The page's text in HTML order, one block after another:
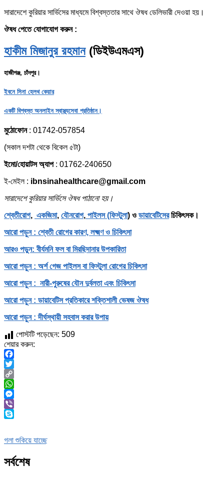
সারাদেশে কুরিয়ার সার্ভিসের মাধ্যমে বিশ্বস্ততার সাথে ঔষধ ডেলিভারী দেওয়া হয়।
ঔষধ পেতে যোগাযোগ করুন :
হাকীম মিজানুর রহমান(ডিইউএমএস)
হাজীগঞ্জ, চাঁদপুর।
ইবনে সিনা হেলথ কেয়ার
একটি বিশ্বস্ত অনলাইন স্বাস্থ্যসেবা প্রতিষ্ঠান।
মুঠোফোন: 01742-057854
(সকাল দশটা থেকে বিকেল ৫টা)
ইমো/হোয়াটস অ্যাপ: 01762-240650
ই-মেইল : ibnsinahealthcare@gmail.com
সারাদেশে কুরিয়ার সার্ভিসে ঔষধ পাঠানো হয়।
শ্বেতীরোগ, একজিমা, যৌনরোগ, পাইলস (ফিস্টুলা) ও ডায়াবেটিসেরচিকিৎসক।
আরো পড়ুন : শ্বেতী রোগের কারণ, লক্ষ্মণ ও চিকিৎসা
আরও পড়ুন: বীর্যমনি ফল বা মিরছিদানার উপকারিতা
আরো পড়ুন : অর্শ গেজ পাইলস বা ফিস্টুলা রোগের চিকিৎসা
আরো পড়ুন : নারী-পুরুষের যৌন দুর্বলতা এবং চিকিৎসা
আরো পড়ুন : ডায়াবেটিস প্রতিকারে শক্তিশালী ভেষজ ঔষধ
আরো পড়ুন : দীর্ঘস্থায়ী সহবাস করার উপায়
পোস্টটি পড়েছেন: 509
শেয়ার করুন:
Facebook
Twitter
Copy
Link
WhatsApp
Messenger
Viber
গলা শুকিয়ে যাচ্ছে
সর্বশেষ